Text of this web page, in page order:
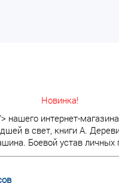
Новинка!
нашего интернет-
в свет, книги А.
Боевой устав личных